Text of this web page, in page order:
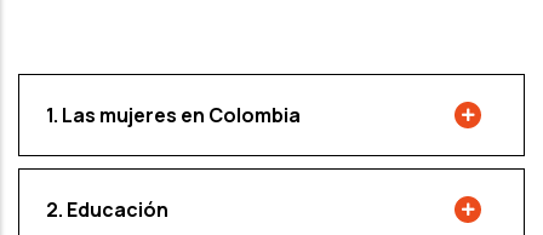
1. Las mujeres en Colombia
2. Educación